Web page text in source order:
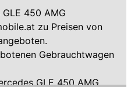
450 AMG
zu Preisen von
Gebrauchtwagen
GLE 450 AMG